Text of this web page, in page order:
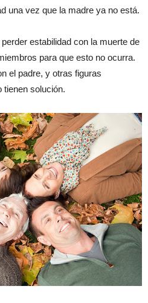
una vez que la madre ya no está.
estabilidad con la muerte de
para que esto no ocurra.
el padre, y otras figuras
tienen solución.